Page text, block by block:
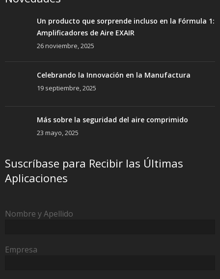
Un producto que sorprende incluso en la Fórmula 1:
Amplificadores de Aire EXAIR
26 noviembre, 2025
Celebrando la Innovación en la Manufactura
19 septiembre, 2025
Más sobre la seguridad del aire comprimido
23 mayo, 2025
Suscríbase para Recibir las Últimas
Aplicaciones
Nombre y Apellido
Empresa